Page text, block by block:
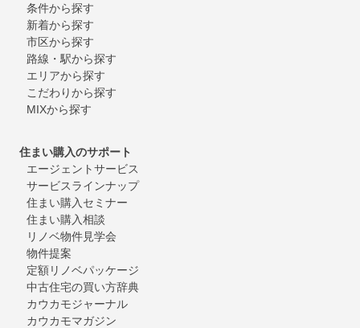
条件から探す
新着から探す
市区から探す
路線・駅から探す
エリアから探す
こだわりから探す
MIXから探す
住まい購入のサポート
エージェントサービス
サービスラインナップ
住まい購入セミナー
住まい購入相談
リノベ物件見学会
物件提案
定額リノベパッケージ
中古住宅の買い方辞典
カウカモジャーナル
カウカモマガジン